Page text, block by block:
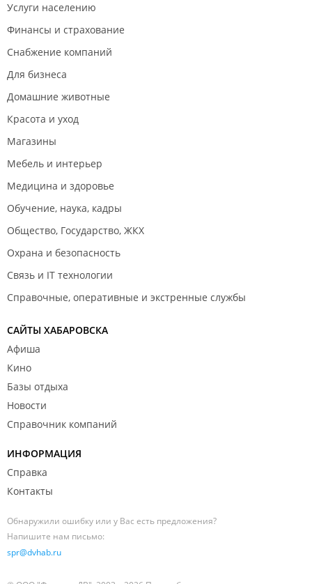
Услуги населению
Финансы и страхование
Снабжение компаний
Для бизнеса
Домашние животные
Красота и уход
Магазины
Мебель и интерьер
Медицина и здоровье
Обучение, наука, кадры
Общество, Государство, ЖКХ
Охрана и безопасность
Связь и IT технологии
Справочные, оперативные и экстренные службы
САЙТЫ ХАБАРОВСКА
Афиша
Кино
Базы отдыха
Новости
Справочник компаний
ИНФОРМАЦИЯ
Справка
Контакты
Обнаружили ошибку или у Вас есть предложения?
Напишите нам письмо:
spr@dvhab.ru